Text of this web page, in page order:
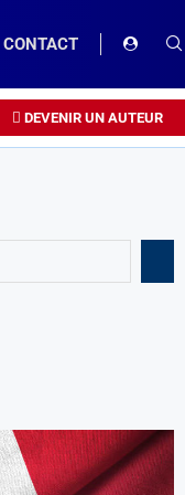
CONTACT
DEVENIR UN AUTEUR